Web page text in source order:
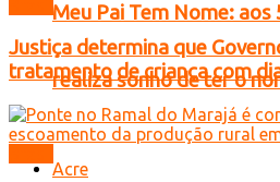
Meu Pai Tem Nome: aos
realiza sonho de ter o
Acre
Justiça determina que
tratamento de criança com